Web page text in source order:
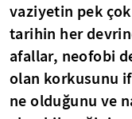
vaziyetin pek
tarihin her
afallar, neofobi
olan korkusunu
ne olduğunu ve